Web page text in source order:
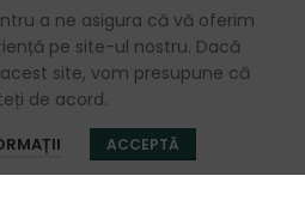
a ne asigura că vă oferim
pe site-ul nostru. Dacă
site, vom presupune că
de acord.
ACCEPTĂ
Favorite Coș